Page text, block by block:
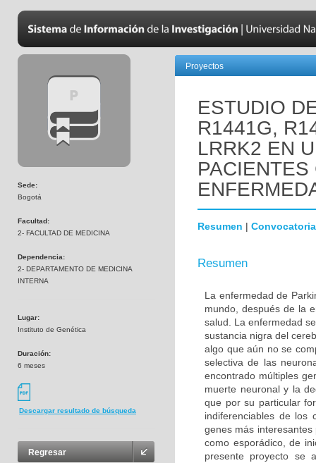
Sede:
Bogotá
Facultad:
2- FACULTAD DE MEDICINA
Dependencia:
2- DEPARTAMENTO DE MEDICINA
INTERNA
Lugar:
Instituto de Genética
Duración:
6 meses
Descargar resultado de búsqueda
Regresar
Proyectos
ESTUDIO
R1441G,
LRRK2 EN
Resumen | Convocatoria
Resumen
La enfermedad de
mundo, después de la
salud. La enfermedad
sustancia nigra del
algo que aún no se
selectiva de las
encontrado múltiples
muerte neuronal y la
que por su particular
indiferenciables de los
genes más
como esporádico, de
presente proyecto se